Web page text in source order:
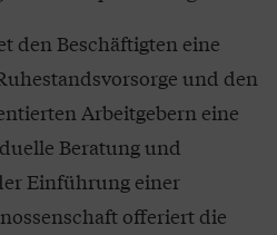
den Beschäftigten eine
und den
Arbeitgebern eine
Beratung und
Einführung einer
offeriert die